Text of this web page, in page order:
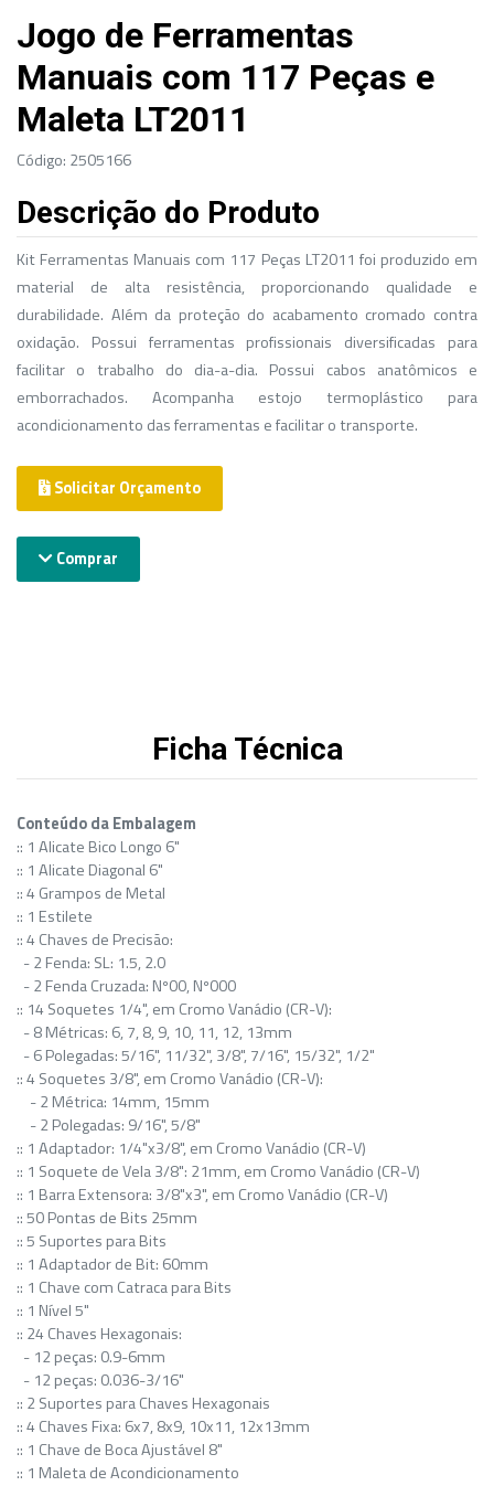
Jogo de Ferramentas
Manuais com 117 Peças e
Maleta LT2011
Código: 2505166
Descrição do Produto
Kit Ferramentas Manuais com 117 Peças LT2011 foi produzido em
material de alta resistência, proporcionando qualidade e
durabilidade. Além da proteção do acabamento cromado contra
oxidação. Possui ferramentas profissionais diversificadas para
facilitar o trabalho do dia-a-dia. Possui cabos anatômicos e
emborrachados. Acompanha estojo termoplástico para
acondicionamento das ferramentas e facilitar o transporte.
Solicitar Orçamento
Comprar
Ficha Técnica
Conteúdo da Embalagem
:: 1 Alicate Bico Longo 6"
:: 1 Alicate Diagonal 6"
:: 4 Grampos de Metal
:: 1 Estilete
:: 4 Chaves de Precisão:
- 2 Fenda: SL: 1.5, 2.0
- 2 Fenda Cruzada: Nº00, Nº000
:: 14 Soquetes 1/4", em Cromo Vanádio (CR-V):
- 8 Métricas: 6, 7, 8, 9, 10, 11, 12, 13mm
- 6 Polegadas: 5/16", 11/32", 3/8", 7/16", 15/32", 1/2"
:: 4 Soquetes 3/8", em Cromo Vanádio (CR-V):
- 2 Métrica: 14mm, 15mm
- 2 Polegadas: 9/16", 5/8"
:: 1 Adaptador: 1/4"x3/8", em Cromo Vanádio (CR-V)
:: 1 Soquete de Vela 3/8": 21mm, em Cromo Vanádio (CR-V)
:: 1 Barra Extensora: 3/8"x3", em Cromo Vanádio (CR-V)
:: 50 Pontas de Bits 25mm
:: 5 Suportes para Bits
:: 1 Adaptador de Bit: 60mm
:: 1 Chave com Catraca para Bits
:: 1 Nível 5"
:: 24 Chaves Hexagonais:
- 12 peças: 0.9-6mm
- 12 peças: 0.036-3/16"
:: 2 Suportes para Chaves Hexagonais
:: 4 Chaves Fixa: 6x7, 8x9, 10x11, 12x13mm
:: 1 Chave de Boca Ajustável 8"
:: 1 Maleta de Acondicionamento